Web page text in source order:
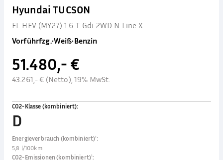
Hyundai TUCSON
FL HEV (MY27) 1.6 T-Gdi 2WD N Line X
Vorführfzg.•Weiß•Benzin
51.480,- €
43.261,- € (Netto), 19% MwSt.
CO2-Klasse (kombiniert):
D
Energieverbrauch (kombiniert)¹:
5,8 l/100km
CO2-Emissionen (kombiniert)¹: